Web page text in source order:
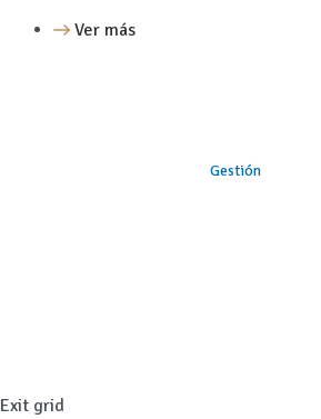
Ver más
Gestión
Exit grid